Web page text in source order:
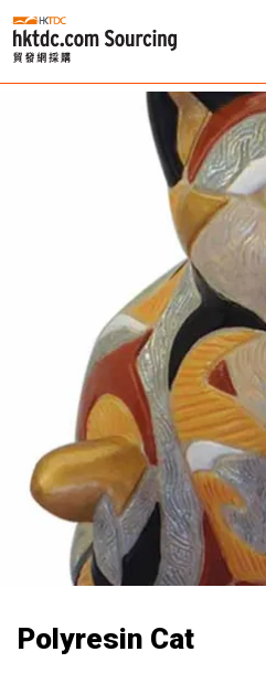
Polyresin Cat